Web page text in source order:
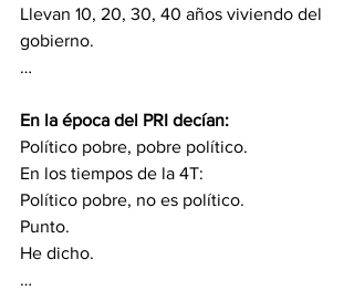
Llevan 10, 20, 30, 40 años viviendo del
gobierno.
…
En la época del PRI decían:
Político pobre, pobre político.
En los tiempos de la 4T:
Político pobre, no es político.
Punto.
He dicho.
…